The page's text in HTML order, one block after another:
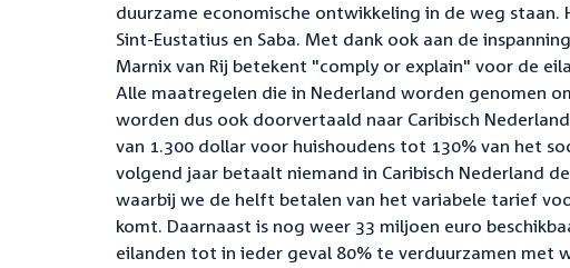
duurzame economische ontwikkeling in de weg
Sint-Eustatius en Saba. Met dank ook aan de
Marnix van Rij betekent "comply or explain" voor de
Alle maatregelen die in Nederland worden genomen
worden dus ook doorvertaald naar Caribisch
van 1.300 dollar voor huishoudens tot 130% van het
volgend jaar betaalt niemand in Caribisch Nederland
waarbij we de helft betalen van het variabele tarief
komt. Daarnaast is nog weer 33 miljoen euro
eilanden tot in ieder geval 80% te verduurzamen met